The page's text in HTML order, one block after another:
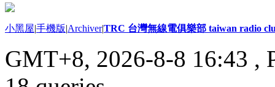
小黑屋|手機版|Archiver|TRC 台灣無線電俱樂部 taiwan radio
GMT+8, 2026-8-8 16:43 ,